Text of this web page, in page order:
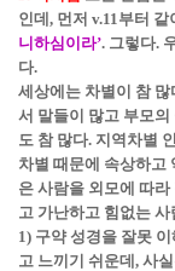
인데, 먼저 v.11부터 같
니하심이라’. 그렇다.
다.
세상에는 차별이 참
서 말들이 많고 부모
도 참 많다. 지역차별
차별 때문에 속상하고
은 사람을 외모에 따
고 가난하고 힘없는
1) 구약 성경을 잘못
고 느끼기 쉬운데, 사